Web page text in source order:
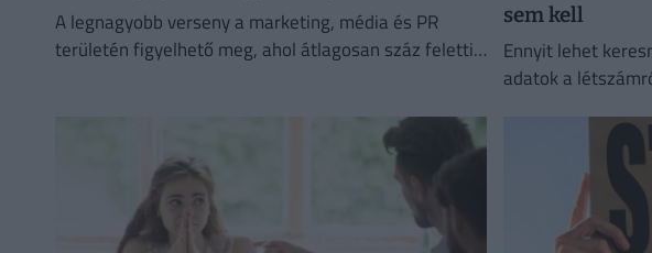
A legnagyobb verseny a marketing, média és PR
területén figyelhető meg, ahol átlagosan száz feletti
sem kell
Ennyit lehet
adatok a